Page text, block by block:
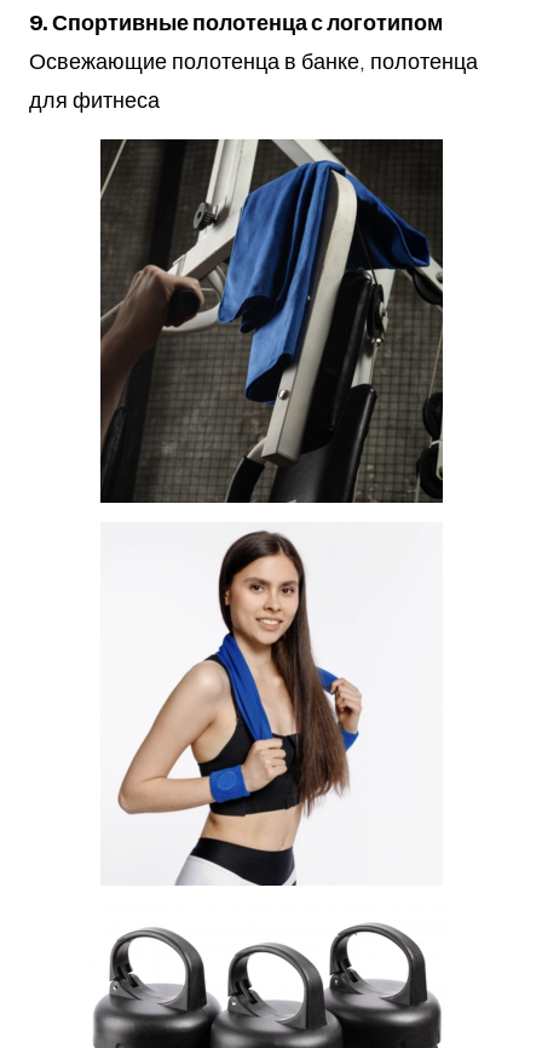
9. Спортивные полотенца с логотипом
Освежающие полотенца в банке, полотенца
для фитнеса